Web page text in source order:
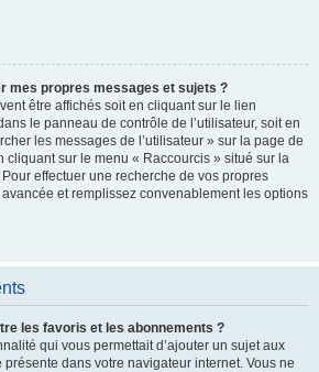
mes propres messages et sujets ?
être affichés soit en cliquant sur le lien
le panneau de contrôle de l’utilisateur, soit en
les messages de l’utilisateur » sur la page de
cliquant sur le menu « Raccourcis » situé sur la
effectuer une recherche de vos propres
et remplissez convenablement les options
les favoris et les abonnements ?
qui vous permettait d’ajouter un sujet aux
dans votre navigateur internet. Vous ne